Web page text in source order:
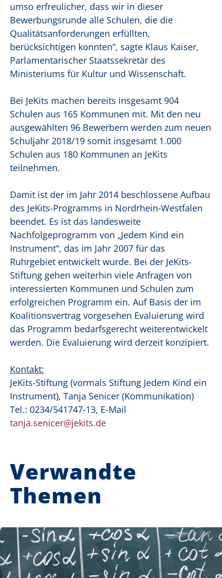
umso erfreulicher, dass wir in dieser
Bewerbungsrunde alle Schulen, die die
Qualitätsanforderungen erfüllten,
berücksichtigen konnten“, sagte Klaus Kaiser,
Parlamentarischer Staatssekretär des
Ministeriums für Kultur und Wissenschaft.
Bei JeKits machen bereits insgesamt 904
Schulen aus 165 Kommunen mit. Mit den neu
ausgewählten 96 Bewerbern werden zum neuen
Schuljahr 2018/19 somit insgesamt 1.000
Schulen aus 180 Kommunen an JeKits
teilnehmen.
Damit ist der im Jahr 2014 beschlossene Aufbau
des JeKits-Programms in Nordrhein-Westfalen
beendet. Es ist das landesweite
Nachfolgeprogramm von „Jedem Kind ein
Instrument“, das im Jahr 2007 für das
Ruhrgebiet entwickelt wurde. Bei der JeKits-
Stiftung gehen weiterhin viele Anfragen von
interessierten Kommunen und Schulen zum
erfolgreichen Programm ein. Auf Basis der im
Koalitionsvertrag vorgesehen Evaluierung wird
das Programm bedarfsgerecht weiterentwickelt
werden. Die Evaluierung wird derzeit konzipiert.
Kontakt:
JeKits-Stiftung (vormals Stiftung Jedem Kind ein
Instrument), Tanja Senicer (Kommunikation)
Tel.: 0234/541747-13, E-Mail
tanja.senicer@jekits.de
Verwandte
Themen